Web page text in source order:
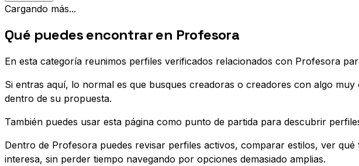
Cargando más...
Qué puedes encontrar en Profesora
En esta categoría reunimos perfiles verificados relacionados con Profesora
Si entras aquí, lo normal es que busques creadoras o creadores con algo
dentro de su propuesta.
También puedes usar esta página como punto de partida para descubrir
Dentro de Profesora puedes revisar perfiles activos, comparar estilos, ver
interesa, sin perder tiempo navegando por opciones demasiado amplias.